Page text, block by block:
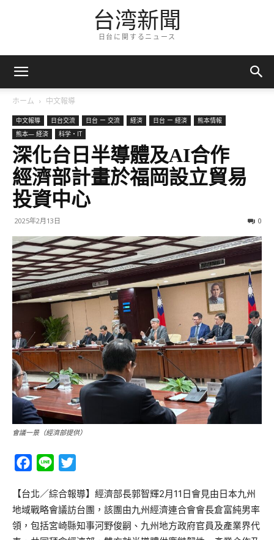
台湾新聞
日台に関するニュース
ホーム 中文報導
中文報導 日台交流 日台 ー 交流 経済 日台 ー 経済
熊本情報
熊本— 経済
科学・IT
深化台日半導體及AI合作
經濟部計畫於福岡設立貿易
投資中心
2025年2月13日 0
會議一景（經濟部提供）
Facebook
Line
【台北／綜合報導】經濟部長郭智輝2月11日會見由日本九州
地域戰略會議訪台團，該團由九州經濟連合會會長倉富純男率
領，包括宮崎縣知事河野俊嗣、九州地方政府官員及產業界代